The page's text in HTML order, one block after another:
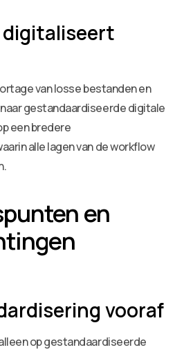
van losse bestanden en
gestandaardiseerde digitale
een bredere
alle lagen van de workflow
en
vooraf
op gestandaardiseerde